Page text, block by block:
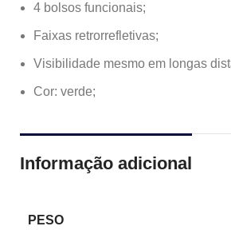
4 bolsos funcionais;
Faixas retrorrefletivas;
Visibilidade mesmo em longas
Cor: verde;
Informação adicional
PESO